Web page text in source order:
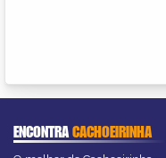
ENCONTRACACHOEIRINHA